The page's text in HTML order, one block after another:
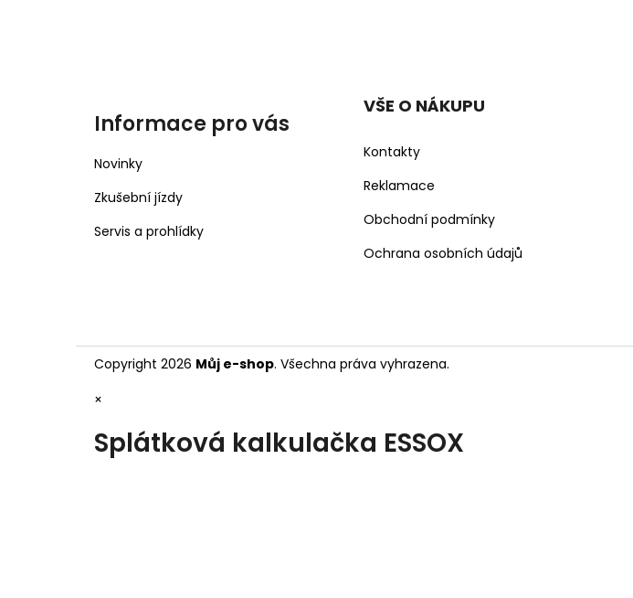
Informace pro vás
Novinky
Zkušební jízdy
Servis a prohlídky
VŠE O NÁKUPU
Kontakty
Reklamace
Obchodní podmínky
Ochrana osobních údajů
Copyright 2026 Můj e-shop. Všechna práva vyhrazena.
×
Splátková kalkulačka ESSOX